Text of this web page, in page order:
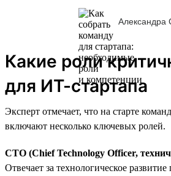
Александра
Какие роли
для ИТ-стартапа
Эксперт отмечает, что на старте
включают несколько ключевых ролей.
CTO (Chief Technology Officer,
Отвечает за технологическое развитие